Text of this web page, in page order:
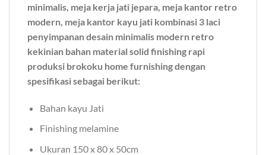
minimalis, meja kerja jati jepara, meja kantor retro
modern, meja kantor kayu jati kombinasi 3 laci
penyimpanan desain minimalis modern retro
kekinian bahan material solid finishing rapi
produksi brokoku home furnishing dengan
spesifikasi sebagai berikut:
Bahan kayu Jati
Finishing melamine
Ukuran 150 x 80 x 50cm